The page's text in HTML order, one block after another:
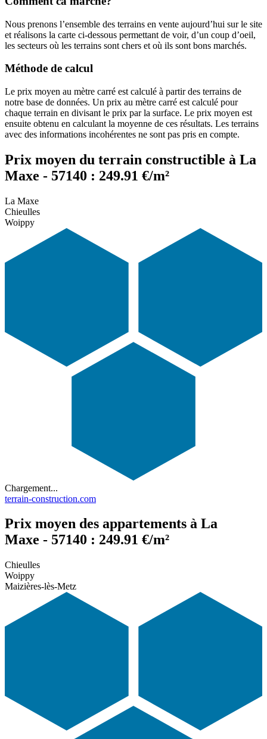
Nous prenons l’ensemble des terrains en vente aujourd’hui sur le site
et réalisons la carte ci-dessous permettant de voir, d’un coup d’oeil,
les secteurs où les terrains sont chers et où ils sont bons marchés.
Méthode de calcul
Le prix moyen au mètre carré est calculé à partir des terrains de
notre base de données. Un prix au mètre carré est calculé pour
chaque terrain en divisant le prix par la surface. Le prix moyen est
ensuite obtenu en calculant la moyenne de ces résultats. Les terrains
avec des informations incohérentes ne sont pas pris en compte.
Prix moyen du terrain constructible à La
Maxe - 57140 : 249.91 €/m²
La Maxe
Chieulles
Woippy
Chargement...
terrain-construction.com
Prix moyen des appartements à La
Maxe - 57140 : 249.91 €/m²
Chieulles
Woippy
Maizières-lès-Metz